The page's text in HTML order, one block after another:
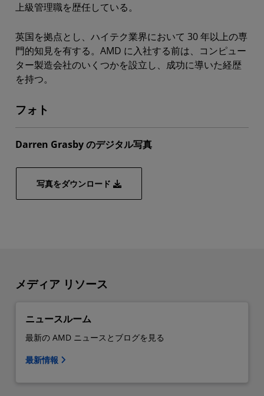
上級管理職を歴任している。
英国を拠点とし、ハイテク業界において 30 年以上の専
門的知見を有する。AMD に入社する前は、コンピュー
ター製造会社のいくつかを設立し、成功に導いた経歴
を持つ。
フォト
Darren Grasby のデジタル写真
写真をダウンロード
メディア リソース
ニュースルーム
最新の AMD ニュースとブログを見る
最新情報